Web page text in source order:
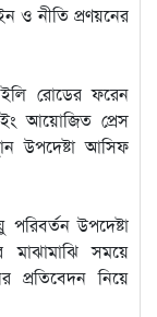
ও নীতি প্রণয়নের
রোডের ফরেন
আয়োজিত প্রেস
উপদেষ্টা আসিফ
উপদেষ্টা
মাঝামাঝি সময়ে
প্রতিবেদন নিয়ে